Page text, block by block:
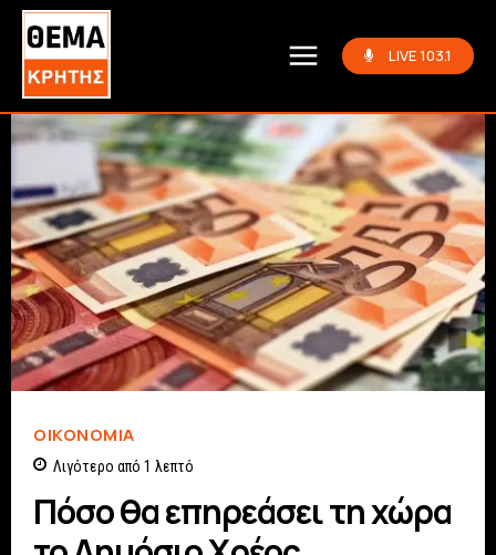
LIVE 103.1
ΟΙΚΟΝΟΜΊΑ
Λιγότερο από 1 λεπτό
Πόσο θα επηρεάσει τη χώρα